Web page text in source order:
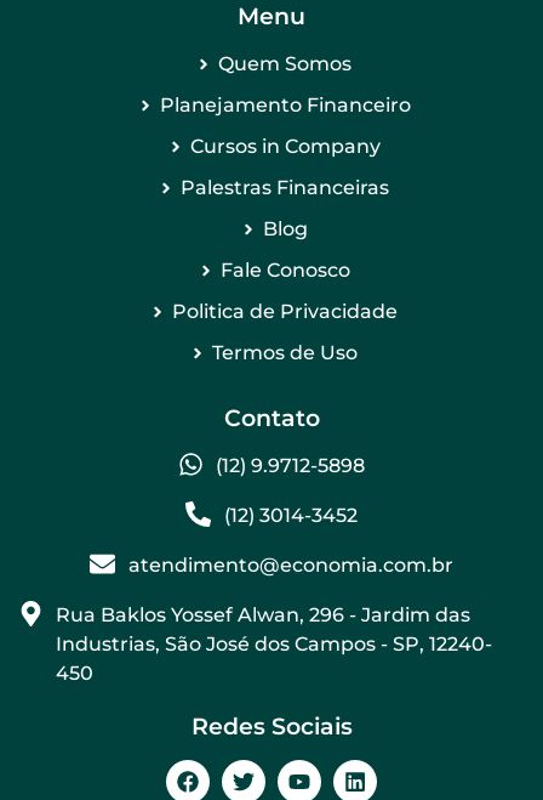
Menu
Quem Somos
Planejamento Financeiro
Cursos in Company
Palestras Financeiras
Blog
Fale Conosco
Politica de Privacidade
Termos de Uso
Contato
(12) 9.9712-5898
(12) 3014-3452
atendimento@economia.com.br
Rua Baklos Yossef Alwan, 296 - Jardim das
Industrias, São José dos Campos - SP, 12240-
450
Redes Sociais